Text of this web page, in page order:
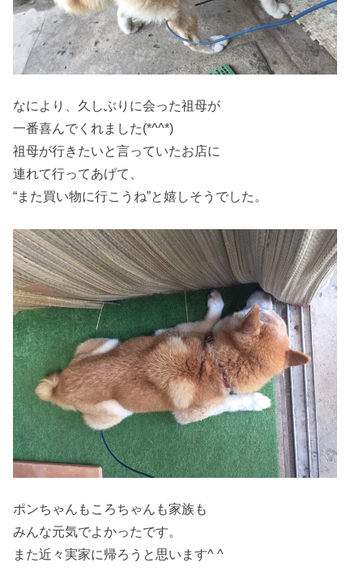
なにより、久しぶりに会った祖母が
一番喜んでくれました(*^^*)
祖母が行きたいと言っていたお店に
連れて行ってあげて、
“また買い物に行こうね”と嬉しそうでした。
ポンちゃんもころちゃんも家族も
みんな元気でよかったです。
また近々実家に帰ろうと思います^ ^